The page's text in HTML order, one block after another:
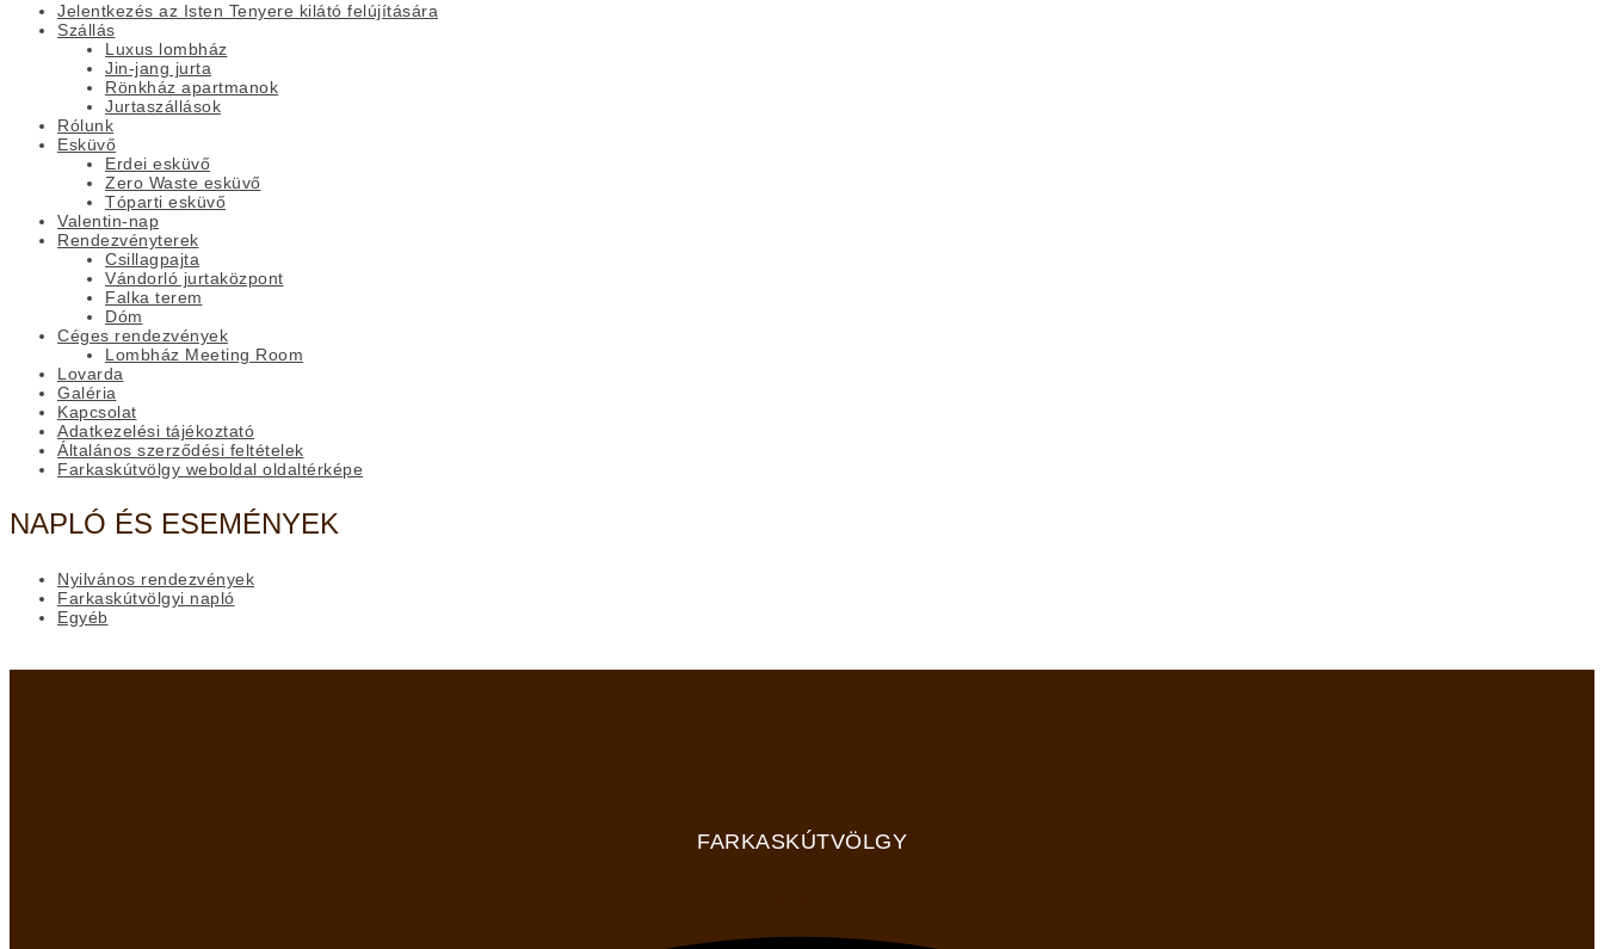
Jelentkezés az Isten Tenyere kilátó felújítására
Szállás
Luxus lombház
Jin-jang jurta
Rönkház apartmanok
Jurtaszállások
Rólunk
Esküvő
Erdei esküvő
Zero Waste esküvő
Tóparti esküvő
Valentin-nap
Rendezvényterek
Csillagpajta
Vándorló jurtaközpont
Falka terem
Dóm
Céges rendezvények
Lombház Meeting Room
Lovarda
Galéria
Kapcsolat
Adatkezelési tájékoztató
Általános szerződési feltételek
Farkaskútvölgy weboldal oldaltérképe
NAPLÓ ÉS ESEMÉNYEK
Nyilvános rendezvények
Farkaskútvölgyi napló
Egyéb
FARKASKÚTVÖLGY